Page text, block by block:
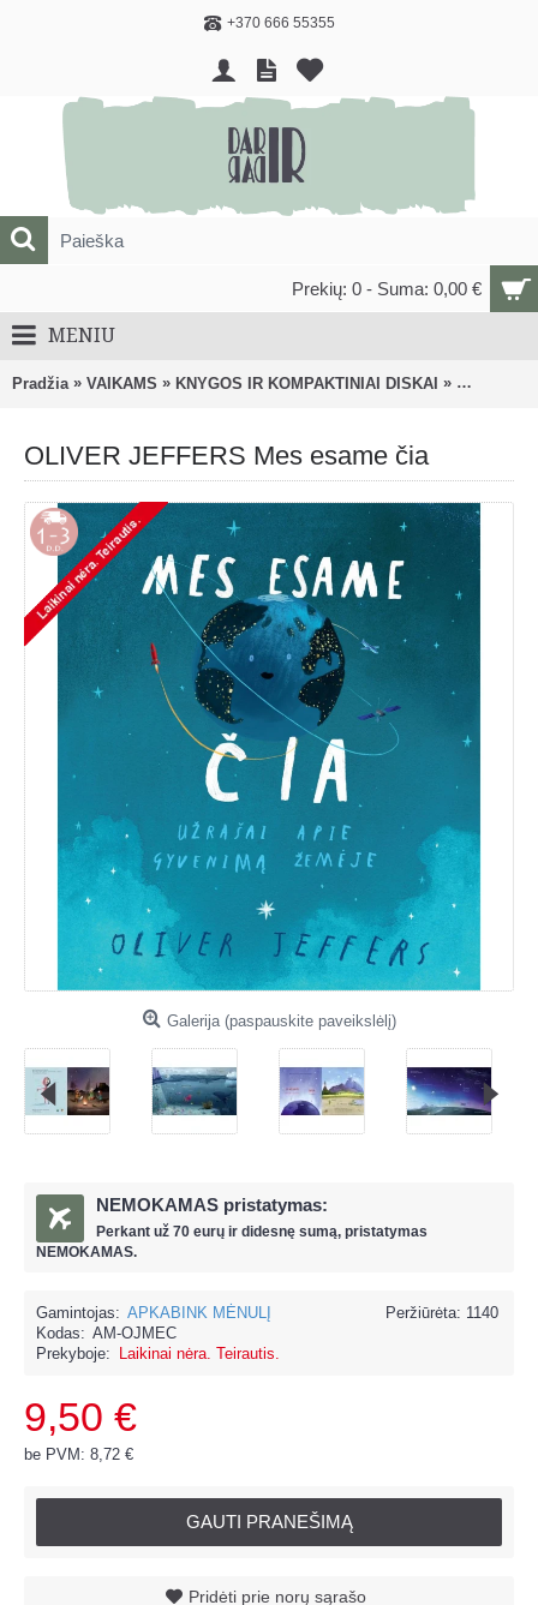
+370 666 55355
Prekių: 0 - Suma: 0,00 €
MENIU
Pradžia » VAIKAMS » KNYGOS IR KOMPAKTINIAI DISKAI » Knygos,
OLIVER JEFFERS Mes esame čia
Galerija (paspauskite paveikslėlį)
NEMOKAMAS pristatymas:
Perkant už 70 eurų ir didesnę sumą, pristatymas
NEMOKAMAS.
Peržiūrėta: 1140
Gamintojas: APKABINK MĖNULĮ
Kodas: AM-OJMEC
Prekyboje:
Laikinai nėra. Teirautis.
9,50 €
be PVM: 8,72 €
GAUTI PRANEŠIMĄ
Pridėti prie norų sąrašo